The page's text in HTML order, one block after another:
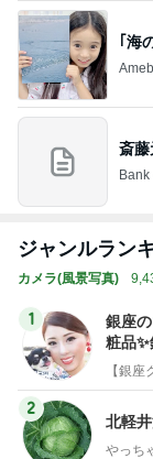
｢海
斎藤
Bank
ジャンルラン
カメラ(風景写真)
1
銀座
粧品
物で
2
北軽
やっち